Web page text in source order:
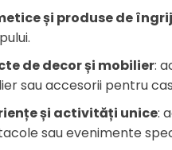
și produse de
de decor și mobilier:
sau accesorii pentru
și activități unice:
sau evenimente